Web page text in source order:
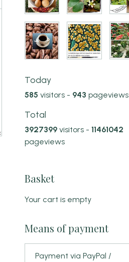
Today
585 visitors - 943 pageviews
Total
3927399visitors - 11461042
pageviews
Basket
Your cart is empty
Means of payment
Payment via PayPal /